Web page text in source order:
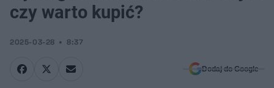
czy warto kupić?
2025-03-28 8:37
Dodaj do Google